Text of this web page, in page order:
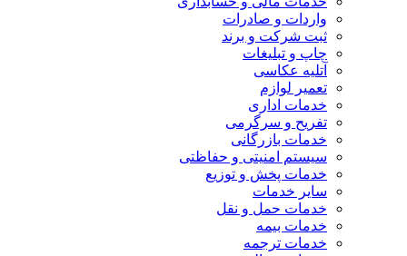
واردات و صادرات
ثبت شرکت و برند
چاپ و تبلیغات
آتلیه عکاسی
تعمیر لوازم
خدمات اداری
تفریح و سرگرمی
خدمات بازرگانی
سیستم امنیتی و حفاظتی
خدمات پخش و توزیع
سایر خدمات
خدمات حمل و نقل
خدمات بیمه
خدمات ترجمه